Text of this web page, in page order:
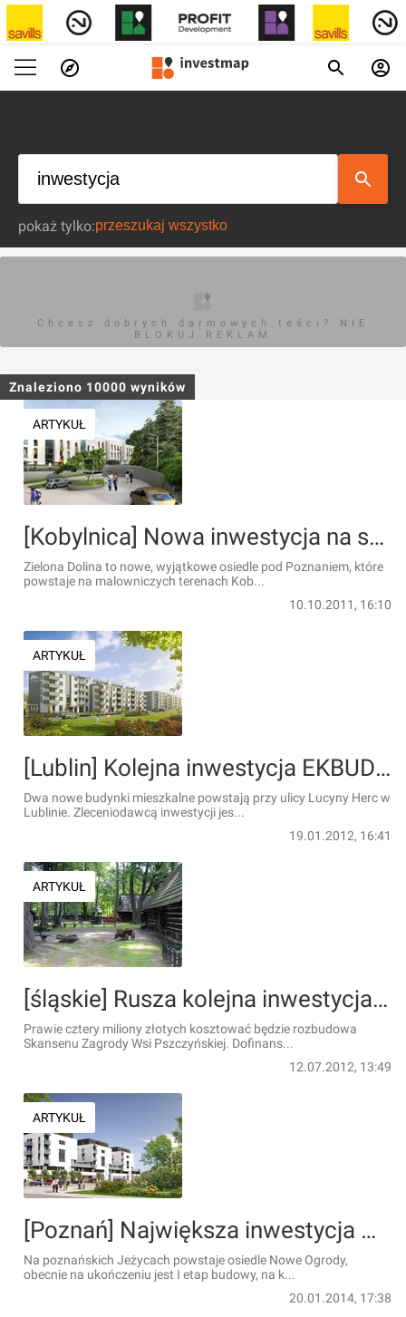
pokaż tylko:
Chcesz dobrych darmowych teści? NIE
BLOKUJ REKLAM
Znaleziono 10000 wyników
ARTYKUŁ
[Kobylnica] Nowa inwestycja na skraju puszczy
Zielona Dolina to nowe, wyjątkowe osiedle pod Poznaniem, które
powstaje na malowniczych terenach Kob...
10.10.2011, 16:10
ARTYKUŁ
[Lublin] Kolejna inwestycja EKBUD w Lublinie
Dwa nowe budynki mieszkalne powstają przy ulicy Lucyny Herc w
Lublinie. Zleceniodawcą inwestycji jes...
19.01.2012, 16:41
ARTYKUŁ
[śląskie] Rusza kolejna inwestycja w Pszczynie
Prawie cztery miliony złotych kosztować będzie rozbudowa
Skansenu Zagrody Wsi Pszczyńskiej. Dofinans...
12.07.2012, 13:49
ARTYKUŁ
[Poznań] Największa inwestycja mieszkaniowa w Wielkopolsce
Na poznańskich Jeżycach powstaje osiedle Nowe Ogrody,
obecnie na ukończeniu jest I etap budowy, na k...
20.01.2014, 17:38